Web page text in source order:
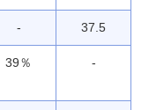
- 37.5
39％ -